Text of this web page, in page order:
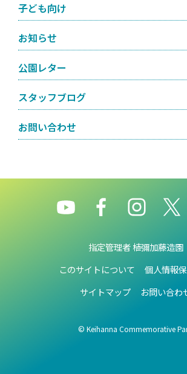
子ども向け
お知らせ
公園レター
スタッフブログ
お問い合わせ
指定管理者 植彌加藤造園
このサイトについて
個人情報
サイトマップ
お問い合わ
© Keihanna Commemorative